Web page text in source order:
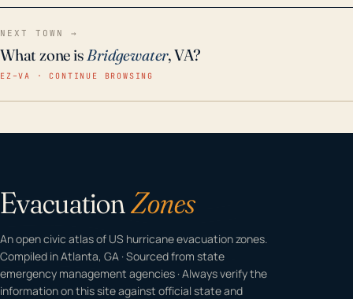
NEXT TOWN →
What zone isBridgewater, VA?
EZ–VA · CONTINUE BROWSING
EvacuationZones
An open civic atlas of US hurricane evacuation zones.
Compiled in Atlanta, GA · Sourced from state
emergency management agencies · Always verify the
information on this site against official state and